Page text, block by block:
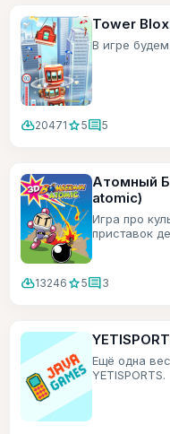
Tower
В игре
cloud_download20471 star5comment5
Атомный
atomic)
Игра про
приставок
cloud_download13246 star5comment3
Ещё одна
YETISPORTS.